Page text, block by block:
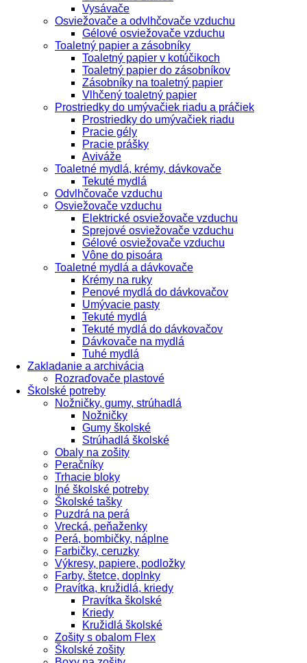
Vysávače
Osviežovače a odvlhčovače vzduchu
Gélové osviežovače vzduchu
Toaletný papier a zásobníky
Toaletný papier v kotúčikoch
Toaletný papier do zásobníkov
Zásobníky na toaletný papier
Vlhčený toaletný papier
Prostriedky do umývačiek riadu a práčiek
Prostriedky do umývačiek riadu
Pracie gély
Pracie prášky
Aviváže
Toaletné mydlá, krémy, dávkovače
Tekuté mydlá
Odvlhčovače vzduchu
Osviežovače vzduchu
Elektrické osviežovače vzduchu
Sprejové osviežovače vzduchu
Gélové osviežovače vzduchu
Vône do pisoára
Toaletné mydlá a dávkovače
Krémy na ruky
Penové mydlá do dávkovačov
Umývacie pasty
Tekuté mydlá
Tekuté mydlá do dávkovačov
Dávkovače na mydlá
Tuhé mydlá
Zakladanie a archivácia
Rozraďovače plastové
Školské potreby
Nožničky, gumy, strúhadlá
Nožničky
Gumy školské
Strúhadlá školské
Obaly na zošity
Peračníky
Trhacie bloky
Iné školské potreby
Školské tašky
Puzdrá na perá
Vrecká, peňaženky
Perá, bombičky, náplne
Farbičky, ceruzky
Výkresy, papiere, podložky
Farby, štetce, doplnky
Pravítka, kružidlá, kriedy
Pravítka školské
Kriedy
Kružidlá školské
Zošity s obalom Flex
Školské zošity